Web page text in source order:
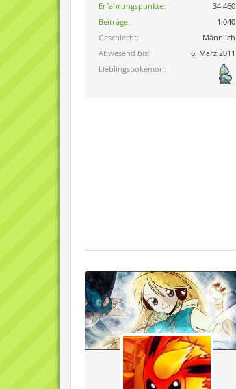
Erfahrungspunkte
34.460
Beiträge
1.040
Geschlecht
Männlich
Abwesend bis
6. März 2011
Lieblingspokémon